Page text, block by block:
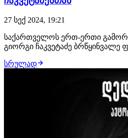
27 სექ 2024, 19:21
საქართველოს ერთ-ერთი
გიორგი ჩაკვეტაძე ბრწყინვალე
გოლი და 3 საგოლე გადაცემა
ჩემპიონატზე ნაჩვენები
სრულად